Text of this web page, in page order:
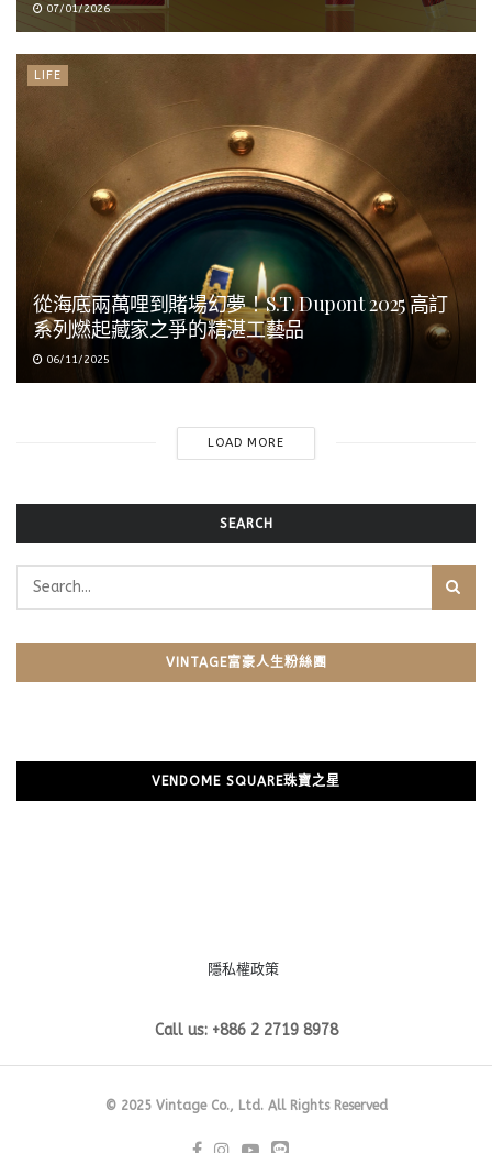
07/01/2026
LIFE
從海底兩萬哩到賭場幻夢！S.T. Dupont 2025 高訂
系列燃起藏家之爭的精湛工藝品
06/11/2025
LOAD MORE
SEARCH
VINTAGE富豪人生粉絲團
VENDOME SQUARE珠寶之星
隱私權政策
Call us: +886 2 2719 8978
© 2025 Vintage Co., Ltd. All Rights Reserved